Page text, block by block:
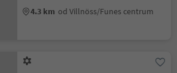
4.3 km od Villnöss/Funes centrum